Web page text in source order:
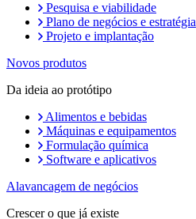
Pesquisa e viabilidade
Plano de negócios e estratégia
Projeto e implantação
Novos produtos
Da ideia ao protótipo
Alimentos e bebidas
Máquinas e equipamentos
Formulação química
Software e aplicativos
Alavancagem de negócios
Crescer o que já existe